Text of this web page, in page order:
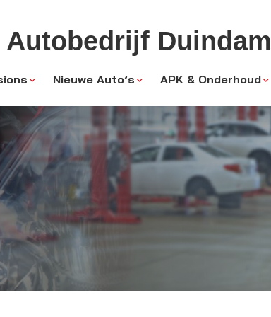
Autobedrijf Duindam
Nieuwe Auto’s APK & Onderhoud